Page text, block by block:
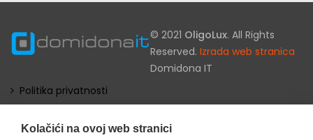
© 2021 OligoLux. All Rights
Reserved. Izrada web stranica
Domidona IT
Politika privatnosti
Kolačići na ovoj web stranici